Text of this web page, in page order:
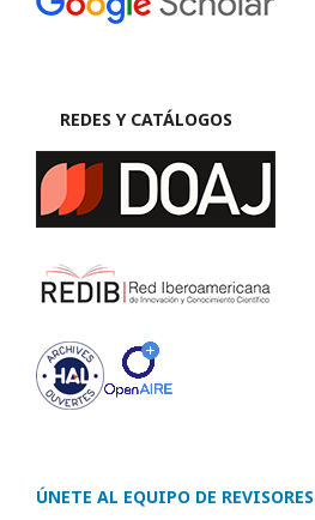
REDES Y CATÁLOGOS
ÚNETE AL EQUIPO DE REVISORES